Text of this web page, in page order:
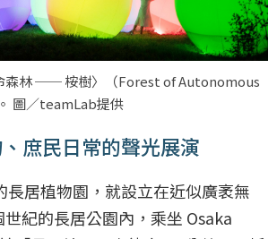
森林 ── 桉樹〉（Forest of Autonomous
圖／teamLab提供
庶民日常的聲光展演
長居植物園，就設立在近似廣袤無
紀的長居公園內，乘坐 Osaka